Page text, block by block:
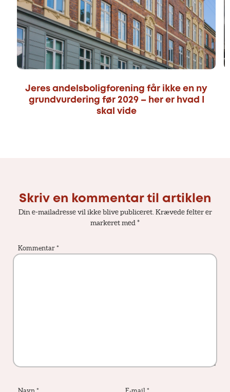
Jeres andelsboligforening får ikke en ny
grundvurdering før 2029 – her er hvad I
skal vide
Skriv en kommentar til artiklen
Din e-mailadresse vil ikke blive publiceret. Krævede felter er
markeret med *
Kommentar *
Navn * E-mail *